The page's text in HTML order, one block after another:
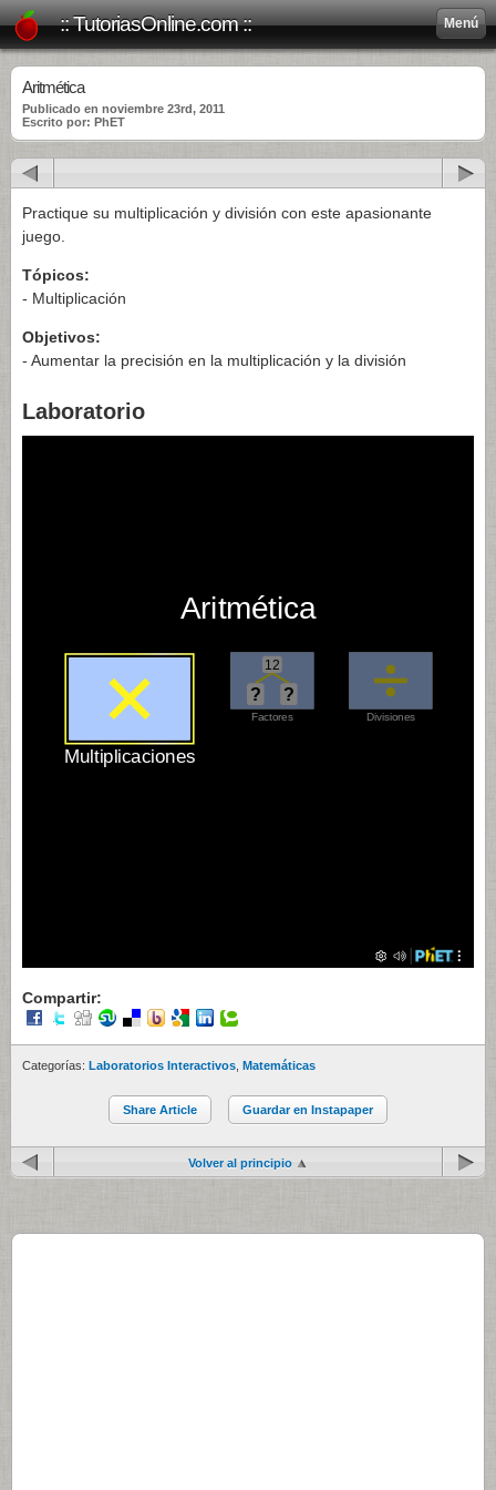
:: TutoriasOnline.com :: Menú
Aritmética
Publicado en noviembre 23rd, 2011
Escrito por: PhET
Practique su multiplicación y división con este apasionante
juego.
Tópicos:
- Multiplicación
Objetivos:
- Aumentar la precisión en la multiplicación y la división
Laboratorio
Compartir:
Categorías: Laboratorios Interactivos Matemáticas
Share Article Guardar en Instapaper
Volver al principio